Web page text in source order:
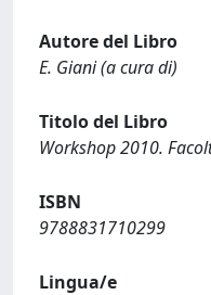
Autore del Libro
E. Giani (a cura di)
Titolo del Libro
Workshop 2010.
ISBN
9788831710299
Lingua/e